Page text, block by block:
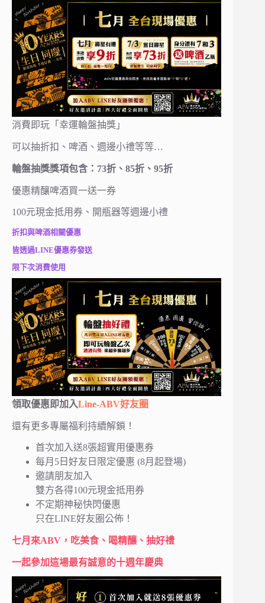
消費即玩「幸運輪盤抽獎」
可以抽折扣、啤酒、週邊小禮等等…
輪盤抽獎獎項包含：73折、85折、95折
優惠精釀啤酒買一送一券
100元現金抵用券、開瓶器等週邊小禮
折扣與啤酒相關優惠
皆透過LINE優惠券發送
限下次消費使用
領取優惠即加入Line-ABV好友圈
還有更多專屬福利持續解鎖！
首次加入送8張超實用優惠券
每月5日好友日限定優惠 (8月起登場)
邀請朋友加入
雙方各得100元現金抵用券
不定期神秘快閃優惠
只在LINE好友圈公佈！
七月來ABV，吃美食、喝精釀、抽好禮
一起參加這場最有誠意的十週年慶典